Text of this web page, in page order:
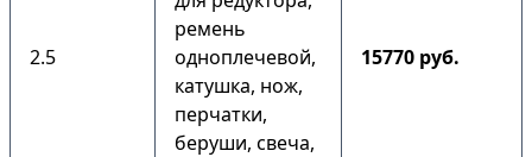
2.5
ремень
одноплечевой,
катушка, нож,
перчатки,
беруши, свеча,
15770 руб.